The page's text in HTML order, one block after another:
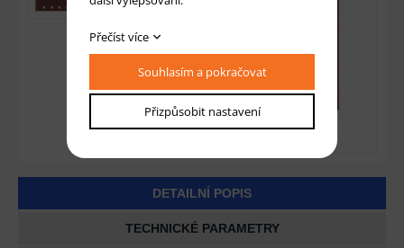
DETAILNÍ POPIS
TECHNICKÉ PARAMETRY
Přečíst více
Souhlasím a pokračovat
Přizpůsobit nastavení